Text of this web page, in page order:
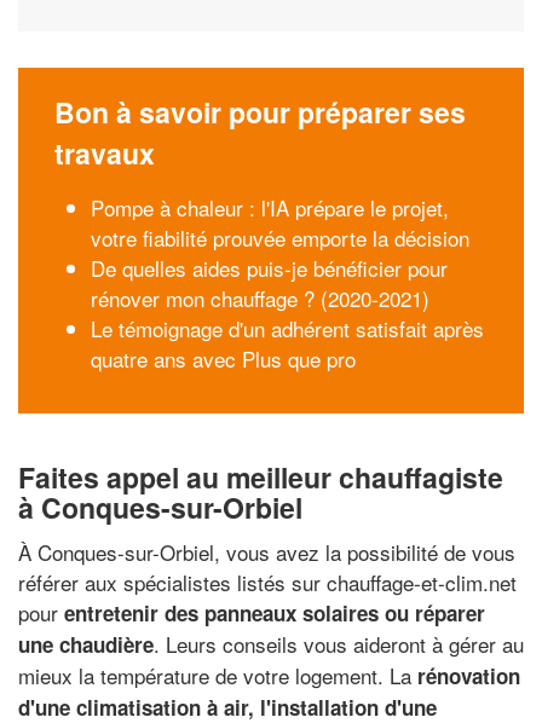
Bon à savoir pour préparer ses
travaux
Pompe à chaleur : l'IA prépare le projet,
votre fiabilité prouvée emporte la décision
De quelles aides puis-je bénéficier pour
rénover mon chauffage ? (2020-2021)
Le témoignage d'un adhérent satisfait après
quatre ans avec Plus que pro
Faites appel au meilleur chauffagiste
à Conques-sur-Orbiel
À Conques-sur-Orbiel, vous avez la possibilité de vous
référer aux spécialistes listés sur chauffage-et-clim.net
pour entretenir des panneaux solaires ou réparer
une chaudière. Leurs conseils vous aideront à gérer au
mieux la température de votre logement. La rénovation
d'une climatisation à air, l'installation d'une